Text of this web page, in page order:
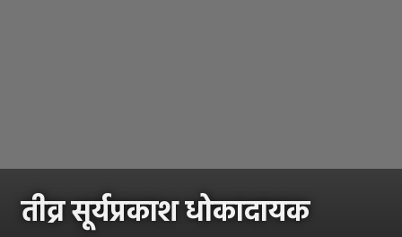
तीव्र सूर्यप्रकाश धोकादायक